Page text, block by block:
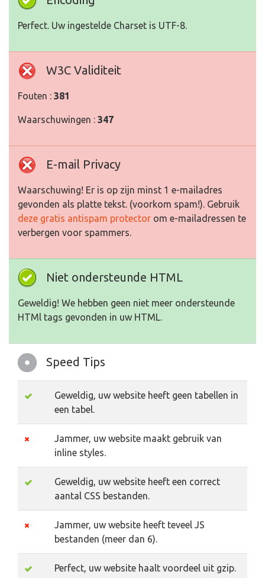
Perfect. Uw ingestelde Charset is UTF-8.
W3C Validiteit
Fouten : 381
Waarschuwingen : 347
E-mail Privacy
Waarschuwing! Er is op zijn minst 1 e-mailadres
gevonden als platte tekst. (voorkom spam!). Gebruik
deze gratis antispam protector om e-mailadressen te
verbergen voor spammers.
Niet ondersteunde HTML
Geweldig! We hebben geen niet meer ondersteunde
HTMl tags gevonden in uw HTML.
Speed Tips
Geweldig, uw website heeft geen tabellen in
een tabel.
Jammer, uw website maakt gebruik van
inline styles.
Geweldig, uw website heeft een correct
aantal CSS bestanden.
Jammer, uw website heeft teveel JS
bestanden (meer dan 6).
Perfect, uw website haalt voordeel uit gzip.